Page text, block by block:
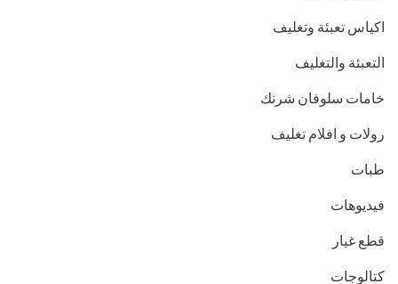
اكياس تعبئة وتغليف
التعبئة والتغليف
خامات سلوفان شرنك
رولات و افلام تغليف
طبات
فيديوهات
قطع غيار
كتالوجات